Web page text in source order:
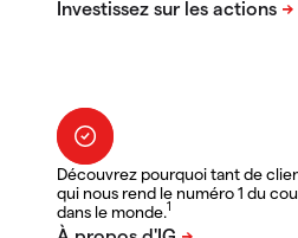
Découvrez pourquoi tant de
qui nous rend le numéro 1 du
dans le monde.1